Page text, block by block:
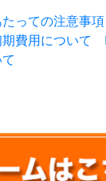
っての注意事項
費用について